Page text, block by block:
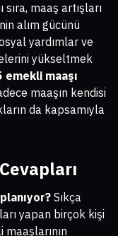
maaş artışları
alım gücünü
yardımlar ve
yükseltmek
emekli maaşı
maaşın kendisi
da kapsamıyla
Sıkça
yapan birçok kişi